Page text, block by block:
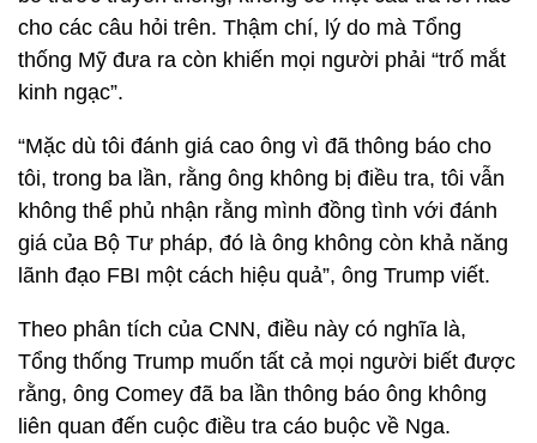
cho các câu hỏi trên. Thậm chí, lý do mà Tổng
thống Mỹ đưa ra còn khiến mọi người phải “trố mắt
kinh ngạc”.
“Mặc dù tôi đánh giá cao ông vì đã thông báo cho
tôi, trong ba lần, rằng ông không bị điều tra, tôi vẫn
không thể phủ nhận rằng mình đồng tình với đánh
giá của Bộ Tư pháp, đó là ông không còn khả năng
lãnh đạo FBI một cách hiệu quả”, ông Trump viết.
Theo phân tích của CNN, điều này có nghĩa là,
Tổng thống Trump muốn tất cả mọi người biết được
rằng, ông Comey đã ba lần thông báo ông không
liên quan đến cuộc điều tra cáo buộc về Nga.